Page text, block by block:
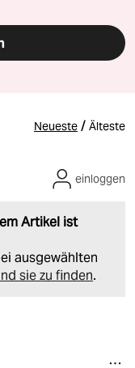
Neueste / Älteste
Artikel ist
ausgewählten
sie zu finden.
einloggen